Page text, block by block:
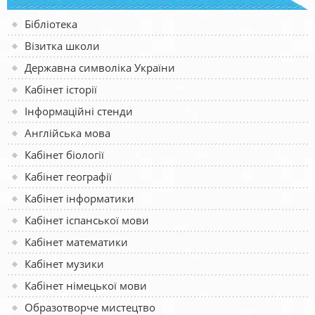
Бібліотека
Візитка школи
Державна символіка України
Кабінет історії
Інформаційні стенди
Англійська мова
Кабінет біології
Кабінет географії
Кабінет інформатики
Кабінет іспанської мови
Кабінет математики
Кабінет музики
Кабінет німецької мови
Образотворче мистецтво